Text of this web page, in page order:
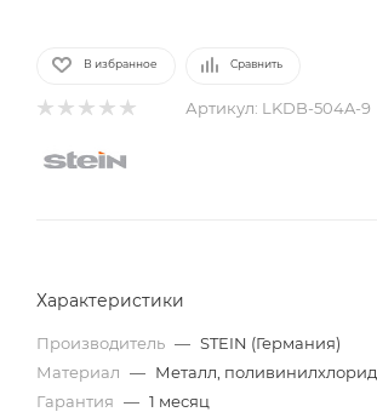
В избранное Сравнить
Артикул: LKDB-504A-9
Характеристики
Производитель — STEIN (Германия)
Материал — Металл, поливинилхлорид
Гарантия — 1 месяц